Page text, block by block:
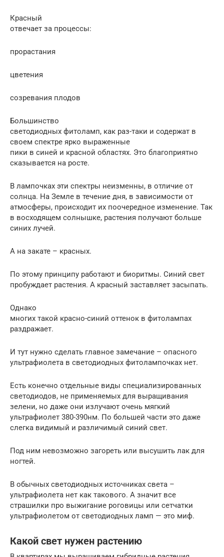
Красный
отвечает за процессы:
прорастания
цветения
созревания плодов
Большинство
светодиодных фитоламп, как раз-таки и содержат в
своем спектре ярко выраженные
пики в синей и красной областях. Это благоприятно
сказывается на росте.
В лампочках эти спектры неизменны, в отличие от
солнца. На Земле в течение дня, в зависимости от
атмосферы, происходит их поочередное изменение. Так
в восходящем солнышке, растения получают больше
синих лучей.
А на закате – красных.
По этому принципу работают и биоритмы. Синий свет
пробуждает растения. А красный заставляет засыпать.
Однако
многих такой красно-синий оттенок в фитолампах
раздражает.
И тут нужно сделать главное замечание – опасного
ультрафиолета в светодиодных фитолампочках нет.
Есть конечно отдельные виды специализированных
светодиодов, не применяемых для выращивания
зелени, но даже они излучают очень мягкий
ультрафиолет 380-390нм. По большей части это даже
слегка видимый и различимый синий свет.
Под ним невозможно загореть или высушить лак для
ногтей.
В обычных светодиодных источниках света –
ультрафиолета нет как такового. А значит все
страшилки про выжигание роговицы или сетчатки
ультрафиолетом от светодиодных ламп — это миф.
Какой свет нужен растению